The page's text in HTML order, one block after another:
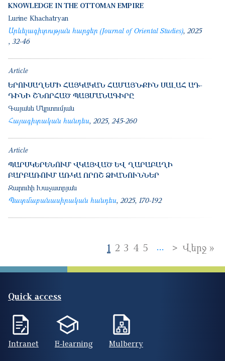
KNOWLEDGE IN THE OTTOMAN EMPIRE
Lusine Khachatryan
Արևելագիտության հարցեր (Journal of Oriental Studies) 2025
32-46
Article
ԵՐՈՒՍԱՂԵՄԻ ՀԱՅԿԱԿԱՆ ՀԱՄԱՅՆՔԻՆ ՍԱԼԱՀ ԱԴ-
ԴԻՆԻ ՇՆՈՐՀԱԾ ՊԱՅՄԱՆԱԳԻՐԸ
Գայանե Մկրտումյան
Հայագիտական հանդես 2025 245-260
Article
ՊԱՐՍԿԵՐԵՆՈՒՄ ՎԿԱՅՎԱԾ ԵՎ ՂԱՐԱԲԱՂԻ
ԲԱՐԲԱՌՈՒՄ ԱՌԿԱ ՈՐՈՇ ՁԻԱՆՈՒՆՆԵՐ
Զարուհի Խաչատրյան
Պատմաբանասիրական հանդես 2025 170-192
1 2 3 4 5 … > Next page
Վերջ »
Quick access
Intranet E-learning Mulberry